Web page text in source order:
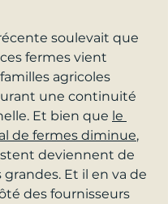
soulevait que
fermes vient
agricoles
une continuité
Et bien que le
de fermes diminue,
deviennent de
Et il en va de
des fournisseurs